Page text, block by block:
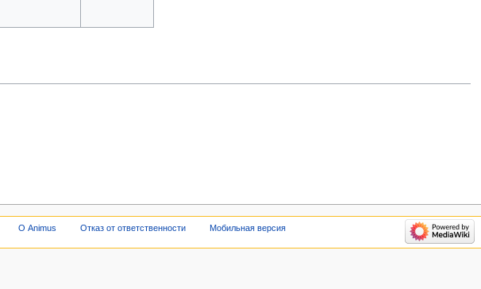
О Animus Отказ от ответственности Мобильная версия